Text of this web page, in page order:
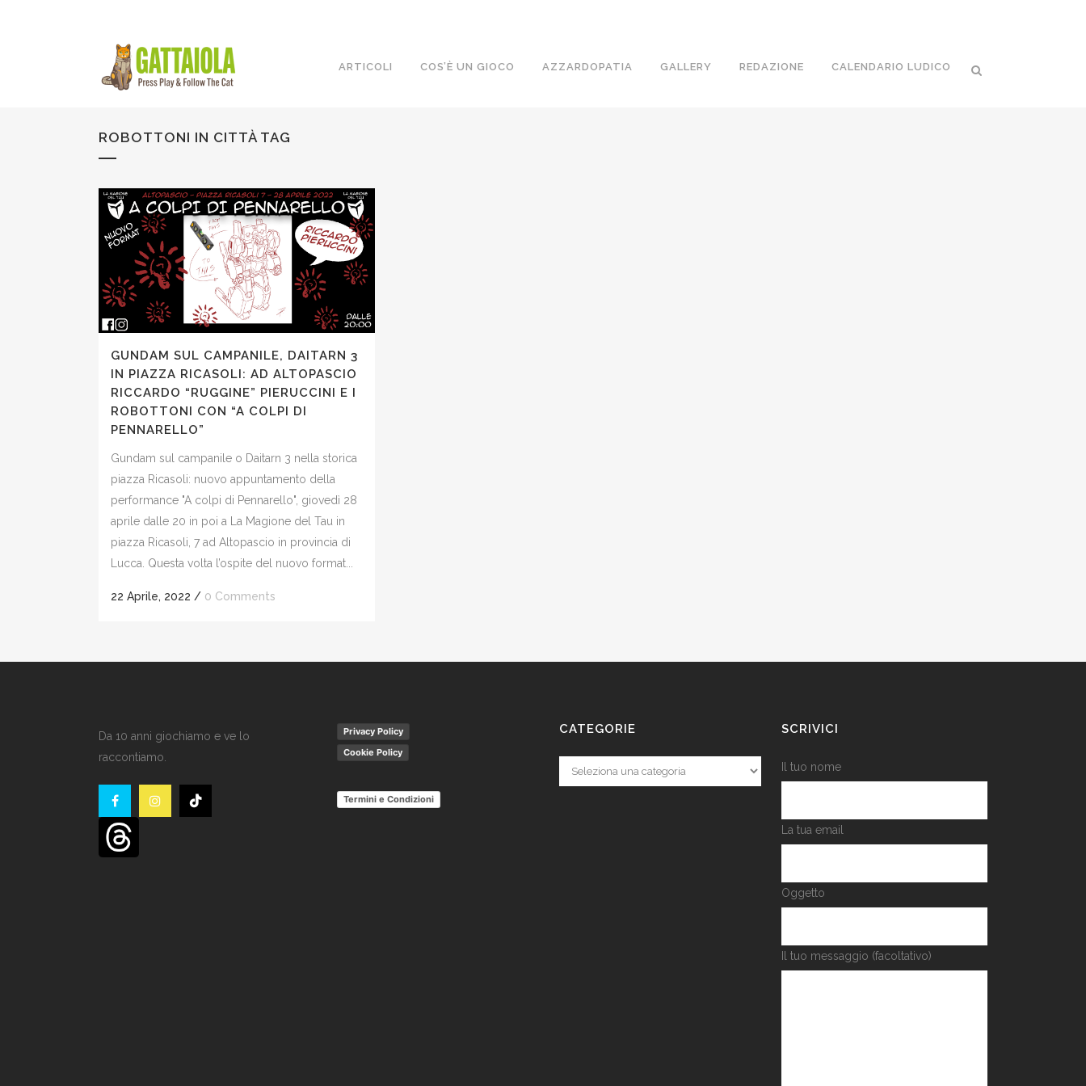
ARTICOLI COS’È UN GIOCO AZZARDOPATIA GALLERY REDAZIONE CALENDARIO LUDICO
ROBOTTONI IN CITTÀ TAG
GUNDAM SUL CAMPANILE, DAITARN 3
IN PIAZZA RICASOLI: AD ALTOPASCIO
RICCARDO “RUGGINE” PIERUCCINI E I
ROBOTTONI CON “A COLPI DI
PENNARELLO”
Gundam sul campanile o Daitarn 3 nella storica
piazza Ricasoli: nuovo appuntamento della
performance "A colpi di Pennarello", giovedì 28
aprile dalle 20 in poi a La Magione del Tau in
piazza Ricasoli, 7 ad Altopascio in provincia di
Lucca. Questa volta l’ospite del nuovo format...
22 Aprile, 2022 / 0 Comments
Da 10 anni giochiamo e ve lo
raccontiamo.
Privacy Policy
Cookie Policy
Termini e Condizioni
CATEGORIE
Categorie
SCRIVICI
Il tuo nome
La tua email
Oggetto
Il tuo messaggio (facoltativo)